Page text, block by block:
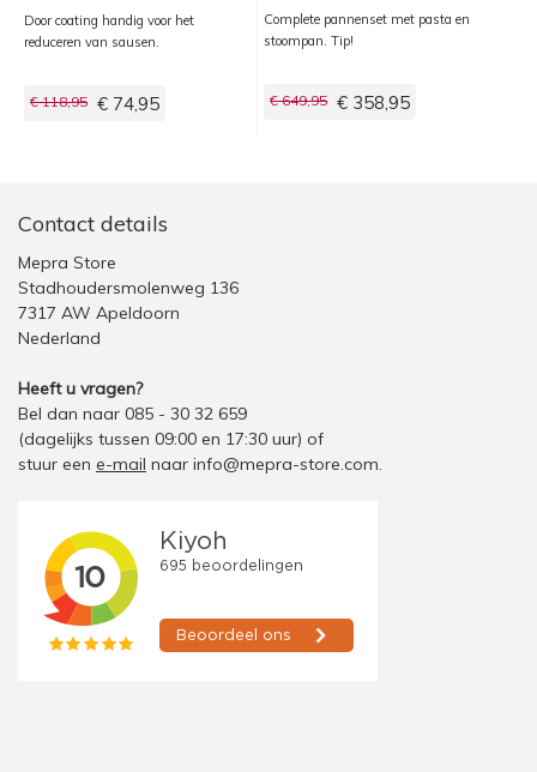
Door coating handig voor het
reduceren van sausen.
€ 118,95 € 74,95
Complete pannenset met pasta en
stoompan. Tip!
€ 649,95 € 358,95
Contact details
Mepra Store
Stadhoudersmolenweg 136
7317 AW Apeldoorn
Nederland
Heeft u vragen?
Bel dan naar 085 - 30 32 659
(dagelijks tussen 09:00 en 17:30 uur) of
stuur een e-mail naar info@mepra-store.com.